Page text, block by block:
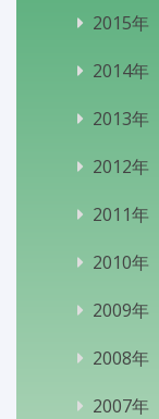
2015年
2014年
2013年
2012年
2011年
2010年
2009年
2008年
2007年